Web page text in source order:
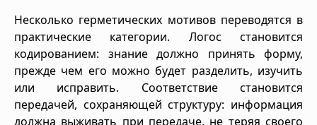
Несколько герметических мотивов переводятся в
практические категории. Логос становится
кодированием: знание должно принять форму,
прежде чем его можно будет разделить, изучить
или исправить. Соответствие становится
передачей, сохраняющей структуру: информация
должна выживать при передаче, не теряя своего